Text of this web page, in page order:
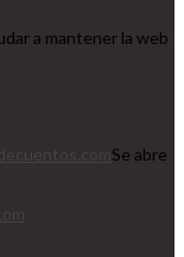
a mantener la web
Se abre